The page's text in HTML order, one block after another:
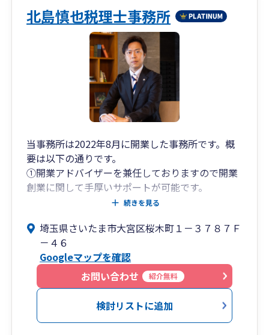
北島慎也税理士事務所
当事務所は2022年8月に開業した事務所です。概
要は以下の通りです。
①開業アドバイザーを兼任しておりますので開業
創業に関して手厚いサポートが可能です。
②IT化、インボイス対応、電子帳簿保存法など業
③補助金申請、事業計画策定、経営分析などに豊
富な実績があります。
④相続税対応、税務調査対応などの実績も豊富で
⑤対応は訪問、来所、ZOOM等のオンライン対応
になります。記帳代行の有無やお会いする回数を
調整することで顧問料の調整が可能になります。
続きを見る
埼玉県さいたま市大宮区桜木町１－３７８７Ｆ
－４６
Googleマップを確認
お問い合わせ
紹介無料
検討リストに追加